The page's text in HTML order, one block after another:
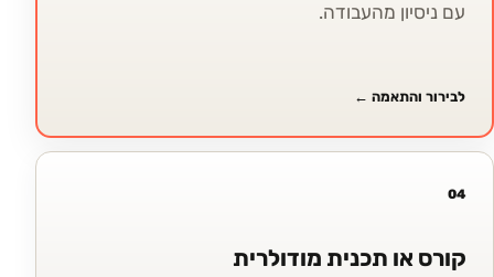
עם ניסיון מהעבודה.
לבירור והתאמה ←
04
קורס או תכנית מודולרית